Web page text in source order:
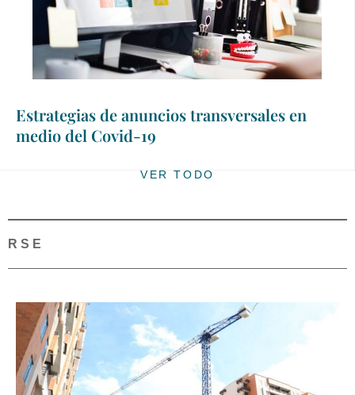
Estrategias de anuncios transversales en
medio del Covid-19
VER TODO
RSE